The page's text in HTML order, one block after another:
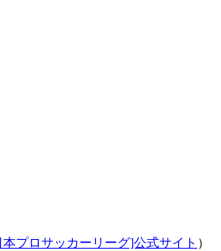
本プロサッカーリーグ]公式サイト ）